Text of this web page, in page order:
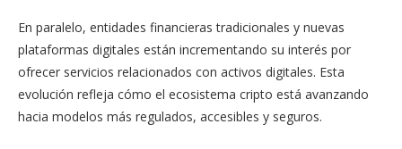
En paralelo, entidades financieras tradicionales y nuevas
plataformas digitales están incrementando su interés por
ofrecer servicios relacionados con activos digitales. Esta
evolución refleja cómo el ecosistema cripto está avanzando
hacia modelos más regulados, accesibles y seguros.